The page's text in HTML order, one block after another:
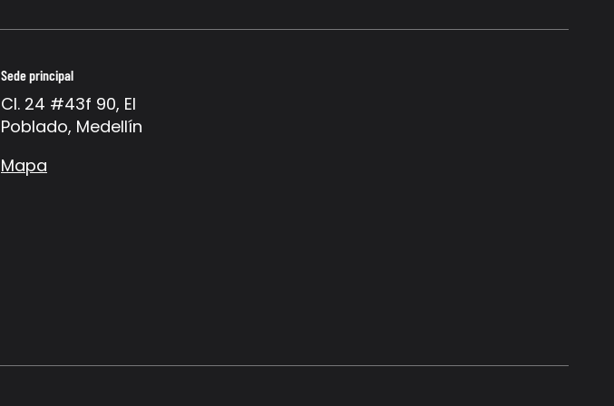
Sede principal
Cl. 24 #43f 90, El
Poblado, Medellín
Mapa